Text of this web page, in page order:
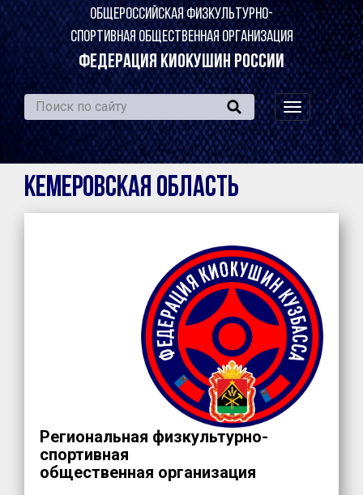
ОБЩЕРОССИЙСКАЯ ФИЗКУЛЬТУРНО-
СПОРТИВНАЯ ОБЩЕСТВЕННАЯ ОРГАНИЗАЦИЯ
ФЕДЕРАЦИЯ КИОКУШИН РОССИИ
навигация
по
сайту
Кемеровская область
Региональная физкультурно-
спортивная
общественная организация